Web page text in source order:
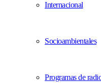
Internacional
Socioambientales
Programas de